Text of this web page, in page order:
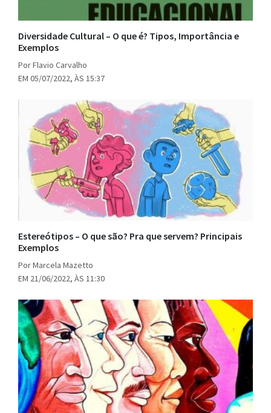
Diversidade Cultural – O que é? Tipos, Importância e
Exemplos
Por Flavio Carvalho
EM 05/07/2022, ÀS 15:37
Estereótipos – O que são? Pra que servem? Principais
Exemplos
Por Marcela Mazetto
EM 21/06/2022, ÀS 11:30